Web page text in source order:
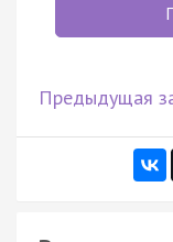
Предыдущая